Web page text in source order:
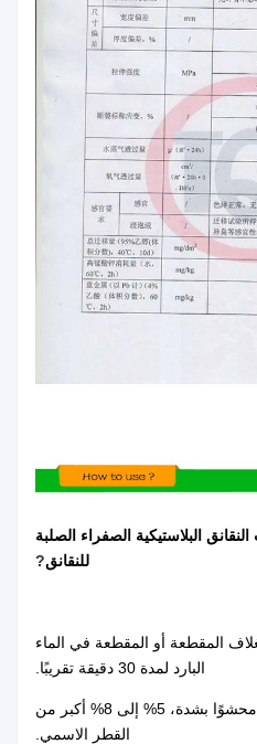
النقانق البلاستيكية الصفراء الصلبة
للنقانق?
المقطعة أو المقطعة في الماء
البارد لمدة 30 دقيقة تقريبًا.
يجب أن يكون الغلاف محشوًا بشدة، 5% إلى 8% أكبر من
القطر الاسمي.